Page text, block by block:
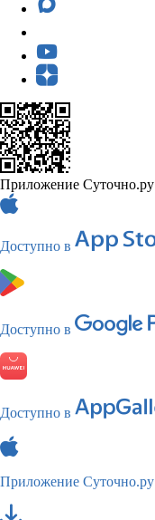
Приложение Суточно.ру
Доступно в
Доступно в
Доступно в
Приложение Суточно.ру